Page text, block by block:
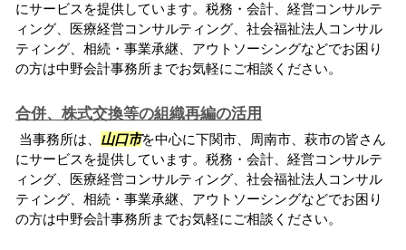
にサービスを提供しています。税務・会計、経営コンサルテ
ィング、医療経営コンサルティング、社会福祉法人コンサル
ティング、相続・事業承継、アウトソーシングなどでお困り
の方は中野会計事務所までお気軽にご相談ください。
合併、株式交換等の組織再編の活用
当事務所は、 山口市を中心に下関市、周南市、萩市の皆さん
にサービスを提供しています。税務・会計、経営コンサルテ
ィング、医療経営コンサルティング、社会福祉法人コンサル
ティング、相続・事業承継、アウトソーシングなどでお困り
の方は中野会計事務所までお気軽にご相談ください。